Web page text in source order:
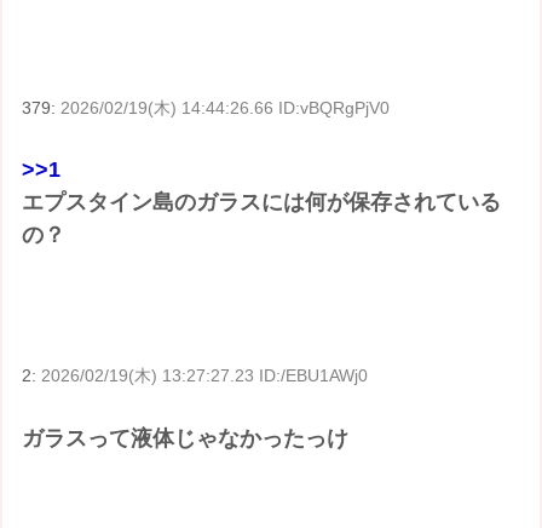
379: 2026/02/19(木) 14:44:26.66 ID:vBQRgPjV0
>>1
エプスタイン島のガラスには何が保存されている
の？
2:2026/02/19(木) 13:27:27.23 ID:/EBU1AWj0
ガラスって液体じゃなかったっけ